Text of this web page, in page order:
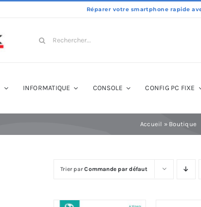
Search
INFORMATIQUE CONSOLE CONFIG PC FIXE
Accueil » Boutique
Trier parCommande par défaut